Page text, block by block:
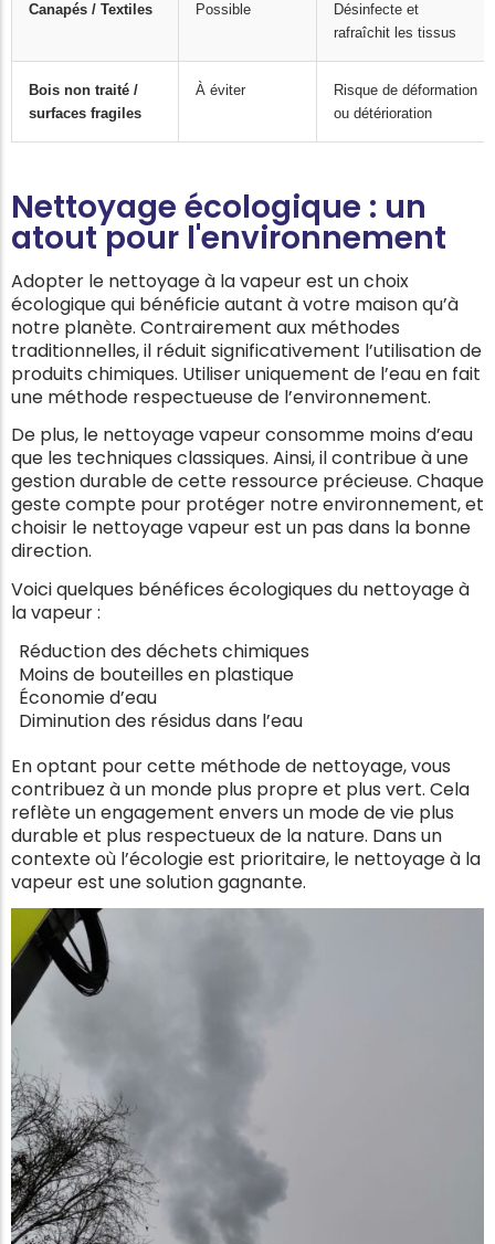
Canapés / Textiles Possible
Désinfecte et
rafraîchit les tissus
Bois non traité /
surfaces fragiles
À éviter
Risque de déformation
ou détérioration
Nettoyage écologique : un
atout pour l'environnement
Adopter le nettoyage à la vapeur est un choix
écologique qui bénéficie autant à votre maison qu’à
notre planète. Contrairement aux méthodes
traditionnelles, il réduit significativement l’utilisation de
produits chimiques. Utiliser uniquement de l’eau en fait
une méthode respectueuse de l’environnement.
De plus, le nettoyage vapeur consomme moins d’eau
que les techniques classiques. Ainsi, il contribue à une
gestion durable de cette ressource précieuse. Chaque
geste compte pour protéger notre environnement, et
choisir le nettoyage vapeur est un pas dans la bonne
direction.
Voici quelques bénéfices écologiques du nettoyage à
la vapeur :
Réduction des déchets chimiques
Moins de bouteilles en plastique
Économie d’eau
Diminution des résidus dans l’eau
En optant pour cette méthode de nettoyage, vous
contribuez à un monde plus propre et plus vert. Cela
reflète un engagement envers un mode de vie plus
durable et plus respectueux de la nature. Dans un
contexte où l’écologie est prioritaire, le nettoyage à la
vapeur est une solution gagnante.